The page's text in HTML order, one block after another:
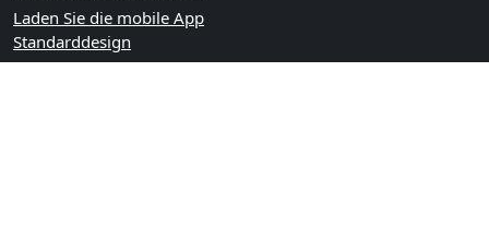
Laden Sie die mobile App
Standarddesign